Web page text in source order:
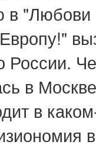
в
России.
в
в